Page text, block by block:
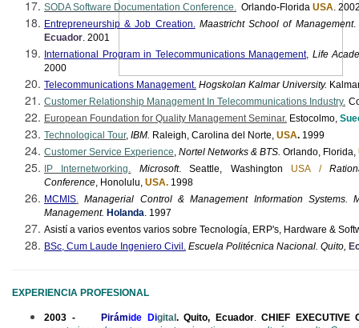
SODA Software Documentation Conference Orlando-Florida USA .
Entrepreneurship & Job Creation.
Maastricht School of Management.
Ecuador 2001
International Program in Telecommunications Management, Life
2000
Telecommunications Management. Hogskolan Kalmar University.
Customer Relationship Management In Telecommunications Industry.
European Foundation for Quality Management Seminar. Estocolmo
Technological Tour, IBM. Raleigh, Carolina del Norte, USA. 1999
Customer Service Experience Nortel Networks & BTS. Orlando, Florida,
IP Internetworking.
Microsoft. Seattle, Washington USA /
Conference , Honolulu, USA. 1998
MCMIS
Managerial Control & Management Information Systems.
Management. Holanda 1997
Asistí a varios eventos varios sobre Tecnología, ERP's , Hardware &
BSc , Cum Laude Ingeniero Civil. Escuela Politécnica Nacional. Quito,
EXPERIENCIA PROFESIONAL
2003 - Pirámide Digital. Quito, Ecuador. CHIEF EXECUTIVE